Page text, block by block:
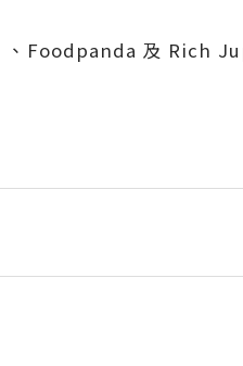
、Foodpanda 及 Rich